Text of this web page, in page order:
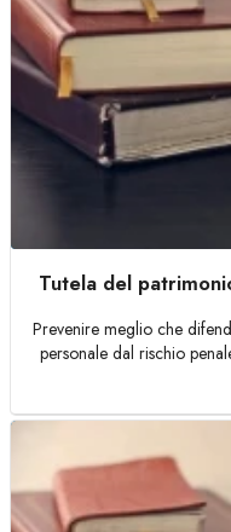
Tutela del
Prevenire meglio che
personale dal rischio